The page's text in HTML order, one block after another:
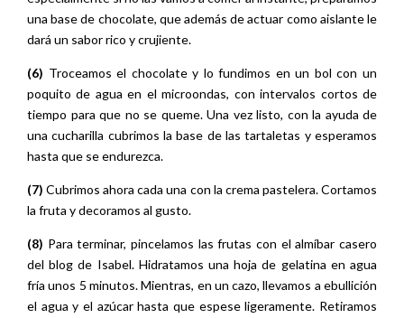
una base de chocolate, que además de actuar como aislante le
dará un sabor rico y crujiente.
(6) Troceamos el chocolate y lo fundimos en un bol con un
poquito de agua en el microondas, con intervalos cortos de
tiempo para que no se queme. Una vez listo, con la ayuda de
una cucharilla cubrimos la base de las tartaletas y esperamos
hasta que se endurezca.
(7) Cubrimos ahora cada una con la crema pastelera. Cortamos
la fruta y decoramos al gusto.
(8) Para terminar, pincelamos las frutas con el almíbar casero
del blog de Isabel. Hidratamos una hoja de gelatina en agua
fría unos 5 minutos. Mientras, en un cazo, llevamos a ebullición
el agua y el azúcar hasta que espese ligeramente. Retiramos